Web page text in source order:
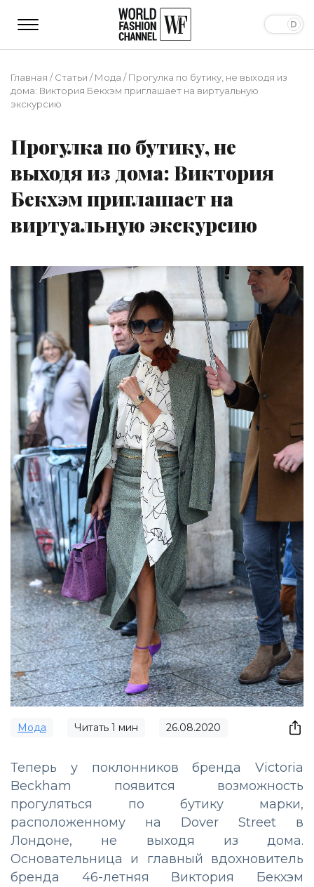
Главная /Статьи /Мода /Прогулка по бутику, не выходя из
дома: Виктория Бекхэм приглашает на виртуальную
экскурсию
Прогулка по бутику, не
выходя из дома: Виктория
Бекхэм приглашает на
виртуальную экскурсию
Мода Читать 1 мин 26.08.2020
Теперь у поклонников бренда Victoria
Beckham появится возможность
прогуляться по бутику марки,
расположенному на Dover Street в
Лондоне, не выходя из дома.
Основательница и главный вдохновитель
бренда 46-летняя Виктория Бекхэм